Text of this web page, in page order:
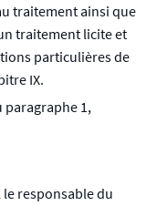
traitement ainsi que
traitement licite et
particulières de
IX.
paragraphe 1,
responsable du